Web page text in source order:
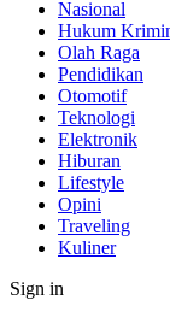
Nasional
Hukum
Olah Raga
Pendidikan
Otomotif
Teknologi
Elektronik
Hiburan
Lifestyle
Opini
Traveling
Kuliner
Sign in